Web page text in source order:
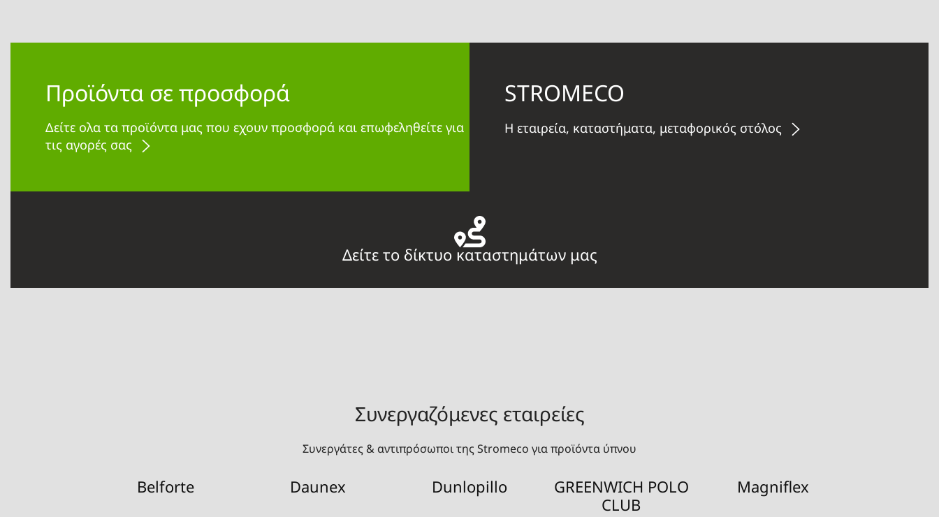
Προϊόντα σε προσφορά
Δείτε ολα τα προϊόντα μας που εχουν προσφορά και επωφεληθείτε για
τις αγορές σας
STROMECO
Η εταιρεία, καταστήματα, μεταφορικός στόλος
Δείτε το δίκτυο καταστημάτων μας
Συνεργαζόμενες εταιρείες
Συνεργάτες & αντιπρόσωποι της Stromeco για προϊόντα ύπνου
Belforte Daunex Dunlopillo
GREENWICH POLO
CLUB
Magniflex